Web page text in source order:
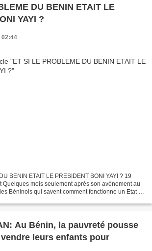
DU BENIN ETAIT LE
YAYI ?
02:44
BENIN ETAIT LE PRESIDENT BONI YAYI ? 19
Quelques mois seulement après son avènement au
Béninois qui savent comment fonctionne un Etat et
Au Bénin, la pauvreté pousse
leurs enfants pour